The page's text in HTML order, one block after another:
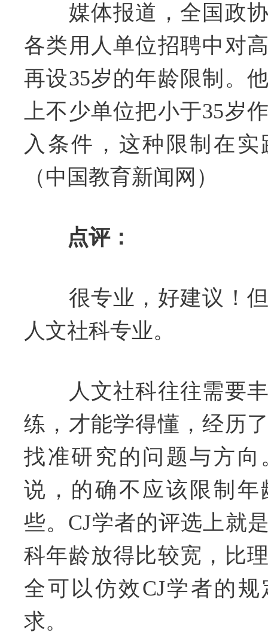
媒体报道，全国政协
各类用人单位招聘中对
再设35岁的年龄限制。
上不少单位把小于35岁
入条件，这种限制在
（中国教育新闻网）
点评：
很专业，好建议！但
人文社科专业。
人文社科往往需要丰
练，才能学得懂，经历
找准研究的问题与方
说，的确不应该限制
些。CJ学者的评选上就
科年龄放得比较宽，比
全可以仿效CJ学者的
求。